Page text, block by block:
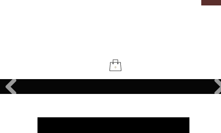
۰
سفارشات